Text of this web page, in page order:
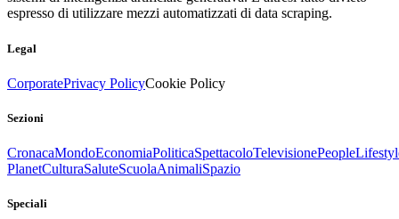
espresso di utilizzare mezzi automatizzati di data scraping.
Legal
CorporatePrivacy PolicyCookie Policy
Sezioni
CronacaMondoEconomiaPoliticaSpettacoloTelevisionePeople
PlanetCulturaSaluteScuolaAnimaliSpazio
Speciali